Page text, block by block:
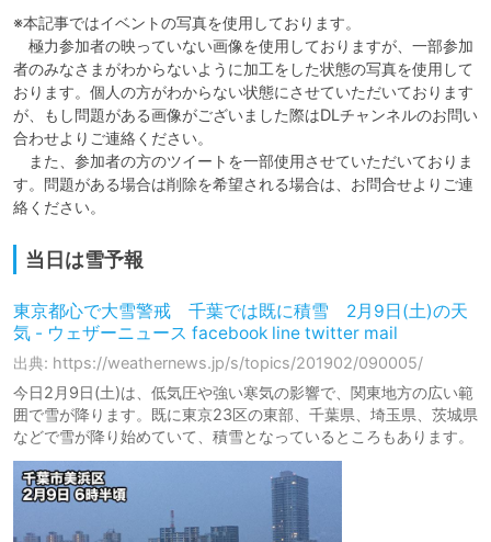
※本記事ではイベントの写真を使用しております。
極力参加者の映っていない画像を使用しておりますが、一部参加
者のみなさまがわからないように加工をした状態の写真を使用して
おります。個人の方がわからない状態にさせていただいております
が、もし問題がある画像がございました際はDLチャンネルのお問い
合わせよりご連絡ください。
また、参加者の方のツイートを一部使用させていただいておりま
す。問題がある場合は削除を希望される場合は、お問合せよりご連
絡ください。
当日は雪予報
東京都心で大雪警戒 千葉では既に積雪 2月9日(土)の天
気 - ウェザーニュース facebook line twitter mail
出典: https://weathernews.jp/s/topics/201902/090005/
今日2月9日(土)は、低気圧や強い寒気の影響で、関東地方の広い範
囲で雪が降ります。既に東京23区の東部、千葉県、埼玉県、茨城県
などで雪が降り始めていて、積雪となっているところもあります。